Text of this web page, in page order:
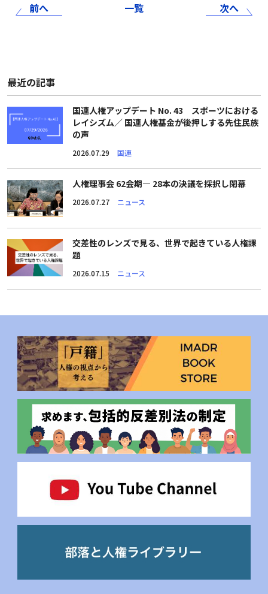
前へ 一覧 次へ
最近の記事
国連人権アップデート No. 43 スポーツにおける
レイシズム／ 国連人権基金が後押しする先住民族
の声
2026.07.29 国連
人権理事会 62会期― 28本の決議を採択し閉幕
2026.07.27 ニュース
交差性のレンズで見る、世界で起きている人権課
題
2026.07.15 ニュース